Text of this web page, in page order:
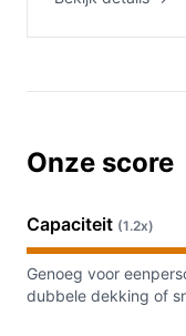
Onze score
Capaciteit (1.2x)
Genoeg voor
dubbele dekking of